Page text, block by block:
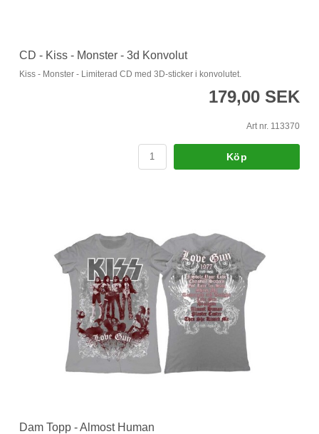
CD - Kiss - Monster - 3d Konvolut
Kiss - Monster - Limiterad CD med 3D-sticker i konvolutet.
179,00 SEK
Art nr. 113370
Köp
Dam Topp - Almost Human